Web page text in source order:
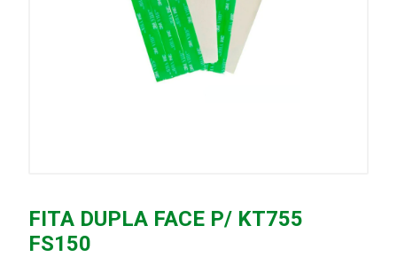
FITA DUPLA FACE P/ KT755
FS150